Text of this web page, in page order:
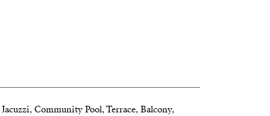
Community Pool, Terrace, Balcony,